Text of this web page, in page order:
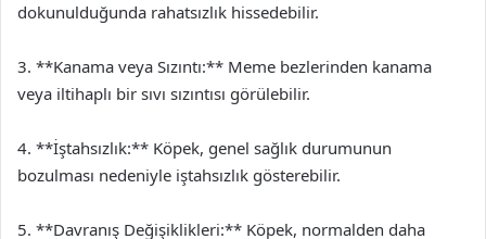
dokunulduğunda rahatsızlık hissedebilir.
3. **Kanama veya Sızıntı:** Meme bezlerinden kanama
veya iltihaplı bir sıvı sızıntısı görülebilir.
4. **İştahsızlık:** Köpek, genel sağlık durumunun
bozulması nedeniyle iştahsızlık gösterebilir.
5. **Davranış Değişiklikleri:** Köpek, normalden daha